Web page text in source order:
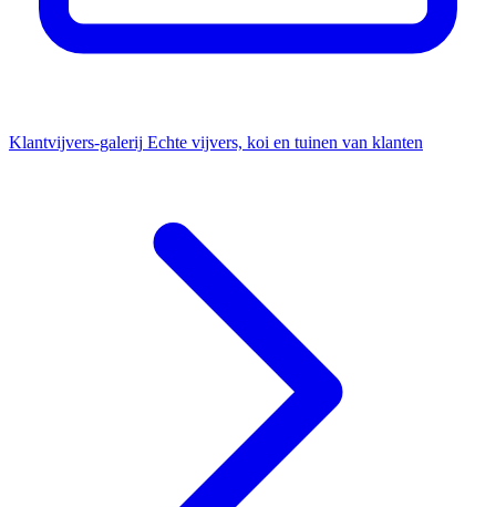
Klantvijvers-galerij Echte vijvers, koi en tuinen van klanten